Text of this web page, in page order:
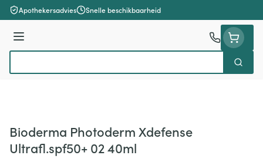
Ga naar de inhoud
Apothekersadvies Snelle beschikbaarheid
Menu
Zoek
Bioderma Photoderm Xdefense
Ultrafl.spf50+ 02 40ml